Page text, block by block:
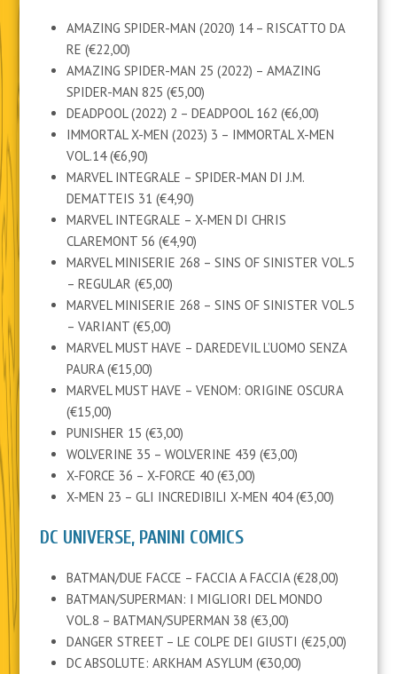
AMAZING SPIDER-MAN (2020) 14 – RISCATTO DA
RE (€22,00)
AMAZING SPIDER-MAN 25 (2022) – AMAZING
SPIDER-MAN 825 (€5,00)
DEADPOOL (2022) 2 – DEADPOOL 162 (€6,00)
IMMORTAL X-MEN (2023) 3 – IMMORTAL X-MEN
VOL.14 (€6,90)
MARVEL INTEGRALE – SPIDER-MAN DI J.M.
DEMATTEIS 31 (€4,90)
MARVEL INTEGRALE – X-MEN DI CHRIS
CLAREMONT 56 (€4,90)
MARVEL MINISERIE 268 – SINS OF SINISTER VOL.5
– REGULAR (€5,00)
MARVEL MINISERIE 268 – SINS OF SINISTER VOL.5
– VARIANT (€5,00)
MARVEL MUST HAVE – DAREDEVIL L’UOMO SENZA
PAURA (€15,00)
MARVEL MUST HAVE – VENOM: ORIGINE OSCURA
(€15,00)
PUNISHER 15 (€3,00)
WOLVERINE 35 – WOLVERINE 439 (€3,00)
X-FORCE 36 – X-FORCE 40 (€3,00)
X-MEN 23 – GLI INCREDIBILI X-MEN 404 (€3,00)
DC UNIVERSE, PANINI COMICS
BATMAN/DUE FACCE – FACCIA A FACCIA (€28,00)
BATMAN/SUPERMAN: I MIGLIORI DEL MONDO
VOL.8 – BATMAN/SUPERMAN 38 (€3,00)
DANGER STREET – LE COLPE DEI GIUSTI (€25,00)
DC ABSOLUTE: ARKHAM ASYLUM (€30,00)